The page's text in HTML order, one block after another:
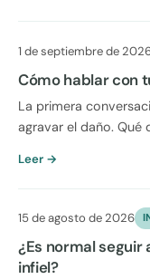
1 de septiembre de
Cómo hablar con
La primera
agravar el daño. Qué
Leer →
15 de agosto de 2026
¿Es normal seguir
infiel?